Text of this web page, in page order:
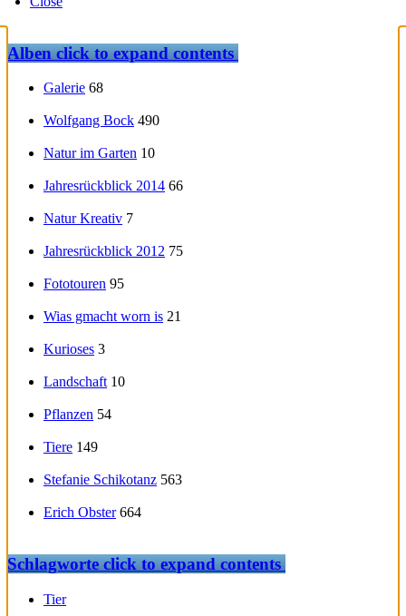
Albenclick to expand contents
Galerie 68
Wolfgang Bock 490
Natur im Garten 10
Jahresrückblick 2014 66
Natur Kreativ 7
Jahresrückblick 2012 75
Fototouren 95
Wias gmacht worn is 21
Kurioses 3
Landschaft 10
Pflanzen 54
Tiere 149
Stefanie Schikotanz 563
Erich Obster 664
Schlagworteclick to expand contents
Tier